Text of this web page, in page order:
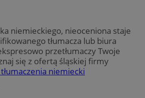
niemieckiego, nieoceniona staje
tłumacza lub biura
przetłumaczy Twoje
się z ofertą śląskiej firmy
niemiecki